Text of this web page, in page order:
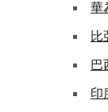
華
比
巴
印